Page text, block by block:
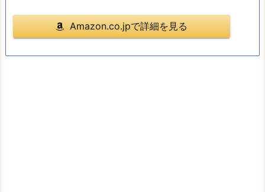
Amazon.co.jpで詳細を見る